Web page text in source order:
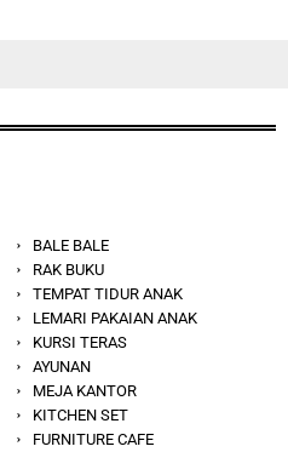
BALE BALE
RAK BUKU
TEMPAT TIDUR ANAK
LEMARI PAKAIAN ANAK
KURSI TERAS
AYUNAN
MEJA KANTOR
KITCHEN SET
FURNITURE CAFE